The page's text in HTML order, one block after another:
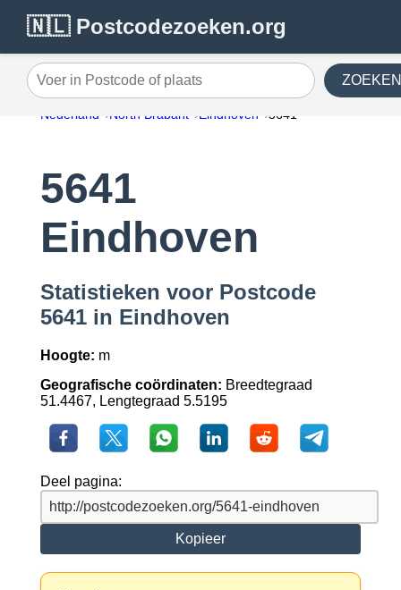
🇳🇱 Postcodezoeken.org
Voer in Postcode of plaats ZOEKEN
Nederland North Brabant Eindhoven 5641
5641
Eindhoven
Statistieken voor Postcode
5641 in Eindhoven
Hoogte: m
Geografische coördinaten: Breedtegraad
51.4467, Lengtegraad 5.5195
Deel pagina:
Kopieer